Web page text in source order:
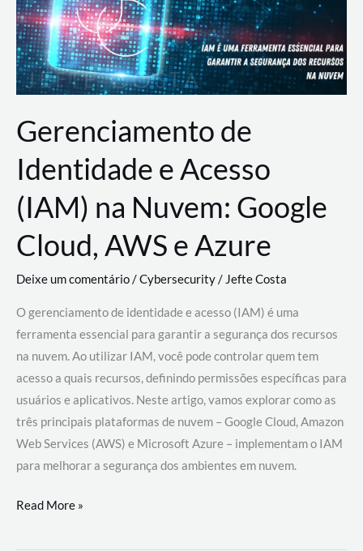
Gerenciamento de
Identidade e Acesso
(IAM) na Nuvem: Google
Cloud, AWS e Azure
Deixe um comentário/Cybersecurity/ Jefte Costa
O gerenciamento de identidade e acesso (IAM) é uma
ferramenta essencial para garantir a segurança dos recursos
na nuvem. Ao utilizar IAM, você pode controlar quem tem
acesso a quais recursos, definindo permissões específicas para
usuários e aplicativos. Neste artigo, vamos explorar como as
três principais plataformas de nuvem – Google Cloud, Amazon
Web Services (AWS) e Microsoft Azure – implementam o IAM
para melhorar a segurança dos ambientes em nuvem.
Gerenciamento
Read More »